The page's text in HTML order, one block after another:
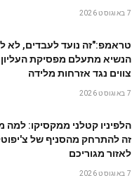
7 באוגוסט 2026
טראמפ:"זה נועד לעבדים, לא
הנשיא מתעלם מפסיקת
צווים נגד אזרחות מלידה
7 באוגוסט 2026
הלפיניו קטלני ממקסיקו:
זה להתרחק מהסניף של
לאזור מגוריכם
7 באוגוסט 2026